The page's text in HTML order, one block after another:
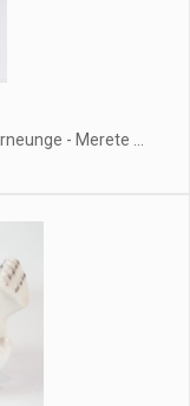
- Merete ...